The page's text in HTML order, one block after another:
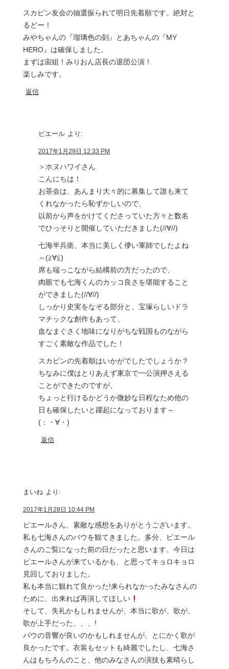
スカピン友会の抽選振られて明日先着順です。絶対と
るどー！
みやちゃんの『瑠璃色の刻』とあちゃんの『MY
HERO』は確保しました。
まずは宙組！みりおん店長の退団公演！
楽しみです。
返信
ピエール より:
2017年1月29日 12:33 PM
＞ホヌハワイさん
こんにちは！
お茶会は、あんまり大々的に募集して誰も来て
くれなかったら恥ずかしいので、
以前から声をかけてくださっていた方々と数名
でひっそりと開催していただきました(//∀//)
七海半兵衛、本当に美しく儚い軍師でしたよね
～(≧∀≦)
席も端っこながら結構前の方だったので、
肉眼でも七海くんのカッコ良さを堪能すること
ができました(//∀//)
しっかり史実をなぞる部分と、宝塚らしいドラ
マチックな創作もあって、
血なまぐさく地味になりがちな戦国ものながら
すごく素敵な作品でした！
スカピンの先着順はいかがでしたでしょうか？
ちなみに僕はとりあえず東京で一公演押さえる
ことができたのですが、
ちょっと行けるかどうか微妙な日程なため他の
日も確保したいと躍起になっております～
(；・∀・)
返信
まいね より:
2017年1月28日 10:44 PM
ピエールさん、素敵な感想をありがとうございます。
私も七海さんのバウを観てきました。多分、ピエール
さんのご覧になった前の日だったと思います。今日は
ピエールさんが来ているかも、と思ってキョロキョロ
見回しておりました。
私も本当に観れて良かった!来られなかったみなさんの
ために、出来れば再演してほしい
そして、失礼かもしれませんが、本当に歌が、歌が、
歌が上手だった、、、!
バウの音響が良いのかもしれませんが、とにかく歌が
良かったです。衣装もセットも綺麗でしたし、七海さ
んはもちろんのこと、他のみなさんの演技も素晴らし